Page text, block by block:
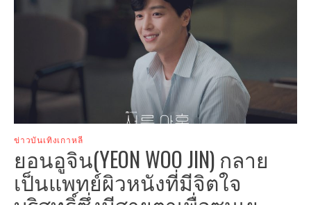
ข่าวบันเทิงเกาหลี
ยอนอูจิน(YEON WOO JIN) กลาย
เป็นแพทย์ผิวหนังที่มีจิตใจ